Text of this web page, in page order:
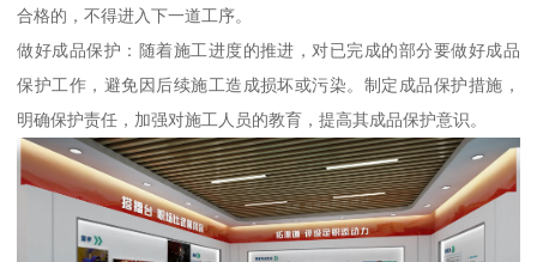
合格的，不得进入下一道工序。
做好成品保护：随着施工进度的推进，对已完成的部分要做好成品
保护工作，避免因后续施工造成损坏或污染。制定成品保护措施，
明确保护责任，加强对施工人员的教育，提高其成品保护意识。